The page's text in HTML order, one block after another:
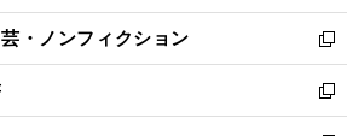
開
く
ウ
で
開
く
ン
ド
ウ
で
開
ウ
ィ
ン
ド
ウ
・ノンフィクション
新
し
い
ウ
新
し